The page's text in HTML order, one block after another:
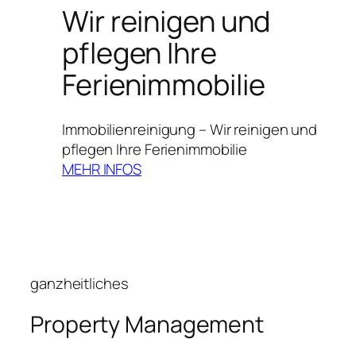
Wir reinigen und
pflegen Ihre
Ferienimmobilie
Immobilienreinigung – Wir reinigen und
pflegen Ihre Ferienimmobilie
MEHR INFOS
ganzheitliches
Property Management